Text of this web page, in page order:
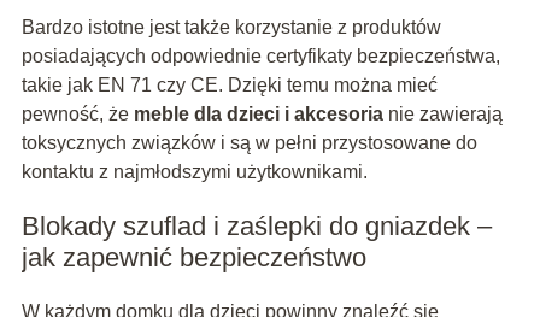
Bardzo istotne jest także korzystanie z produktów
posiadających odpowiednie certyfikaty bezpieczeństwa,
takie jak EN 71 czy CE. Dzięki temu można mieć
pewność, że meble dla dzieci i akcesorianie zawierają
toksycznych związków i są w pełni przystosowane do
kontaktu z najmłodszymi użytkownikami.
Blokady szuflad i zaślepki do gniazdek –
jak zapewnić bezpieczeństwo
W każdym domku dla dzieci powinny znaleźć się